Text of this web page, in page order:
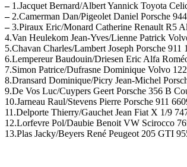
–1.Jacquet Bernard/Albert Yannick Toyota
–2.Camerman Dan/Pigeolet Daniel Porsche
–3.Piraux Eric/Monard Catherine Renault R5
4.Van Heulekom Jean-Yves/Lienne Patrick
5.Chavan Charles/Lambert Joseph Porsche 911
6.Lempereur Baudouin/Driesen Eric Alfa
7.Simon Patrice/Dufrasne Dominique Volvo
8.Dransard Dominique/Picry Jean-Michel
9.De Vos Luc/Cuypers Geert Porsche 356 B
10.Jarneau Raul/Stevens Pierre Porsche 911
11.Delporte Thierry/Gauchet Jean Fiat X 1/9
12.Lorfevre Pol/Daubie Benoit VW Scirocco
13.Plas Jacky/Beyers René Peugeot 205 GTI